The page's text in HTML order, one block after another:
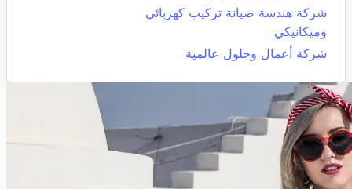
شركة هندسة صيانة تركيب كهربائي
وميكانيكي
شركة أعمال وحلول عالمية